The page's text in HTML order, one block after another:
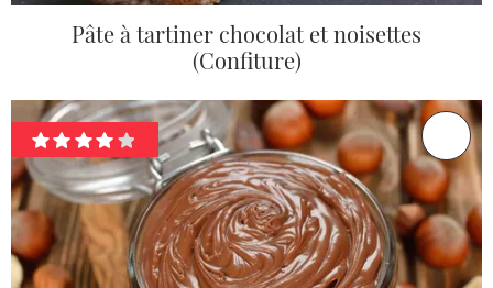
Pâte à tartiner chocolat et noisettes
(Confiture)